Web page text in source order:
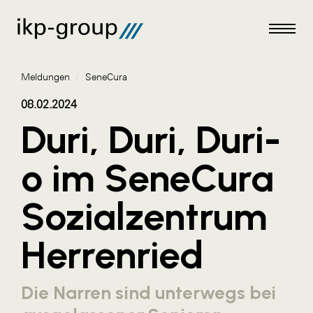
Meldungen
AKTUELLES
ACO
ALEX Krems
Amazon Web Services
Meldungen / SeneCura
08.02.2024
Duri, Duri, Duri-
o im SeneCura
Sozialzentrum
Herrenried
Die Narren sind unterwegs bei